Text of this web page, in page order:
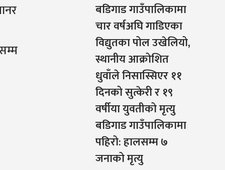
बडिगाड गाउँपालिकामा
चार वर्षअघि गाडिएका
विद्युतका पोल उखेलियो,
स्थानीय आक्रोशित
धुवाँले निसास्सिएर ११
दिनको सुत्केरी र १९
वर्षीया युवतीको मृत्यु
बडिगाड गाउँपालिकामा
पहिरो: हालसम्म ७
जनाको मृत्यु